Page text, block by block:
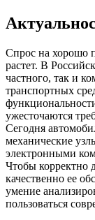
Спрос на хорошо
растет. В
частного, так и
транспортных
ужесточаются
Сегодня
механические
электронными
Чтобы корректно
качественно ее
умение
пользоваться